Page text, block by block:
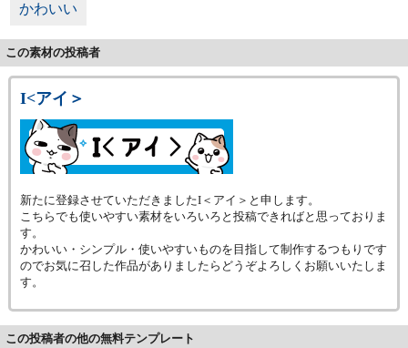
かわいい
この素材の投稿者
I<アイ＞
新たに登録させていただきましたI＜アイ＞と申します。
こちらでも使いやすい素材をいろいろと投稿できればと思っておりま
す。
かわいい・シンプル・使いやすいものを目指して制作するつもりです
のでお気に召した作品がありましたらどうぞよろしくお願いいたしま
す。
この投稿者の他の無料テンプレート